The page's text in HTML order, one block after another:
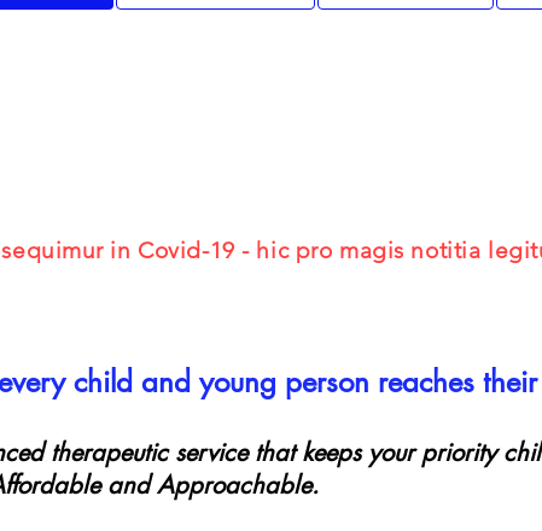
in Covid-19 - hic pro magis notitia
child and young person reaches their
therapeutic service that keeps your priority
and Approachable.